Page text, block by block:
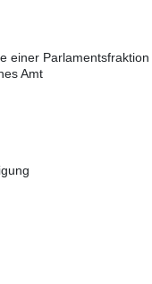
einer Parlamentsfraktion
Amt